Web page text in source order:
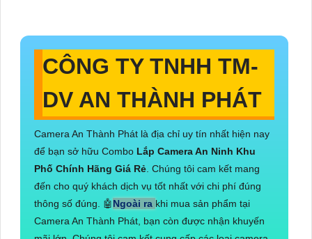
CÔNG TY TNHH TM-
DV AN THÀNH PHÁT
Camera An Thành Phát là địa chỉ uy tín nhất hiện nay
để bạn sở hữu Combo Lắp Camera An Ninh Khu
Phố Chính Hãng Giá Rẻ. Chúng tôi cam kết mang
đến cho quý khách dịch vụ tốt nhất với chi phí đúng
thông số đúng. 🤖️Ngoài ra khi mua sản phẩm tại
Camera An Thành Phát, bạn còn được nhận khuyến